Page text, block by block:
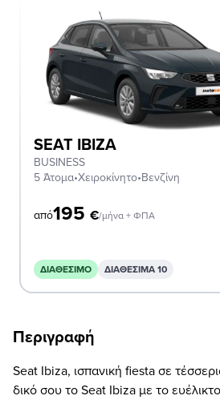
SEAT IBIZA
BUSINESS
5 Άτομα•Χειροκίνητο•Βενζίνη
από195 €/μήνα + ΦΠΑ
ΔΙΑΘΈΣΙΜΟ ΔΙΑΘΕΣΙΜΑ 10
Περιγραφή
Seat Ibiza, ισπανική fiesta σε
δικό σου το Seat Ibiza με το